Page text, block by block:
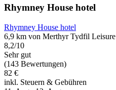
Rhymney House hotel
Rhymney House hotel
6,9 km von Merthyr Tydfil
8,2/10
Sehr gut
(143 Bewertungen)
82 €
inkl. Steuern & Gebühren